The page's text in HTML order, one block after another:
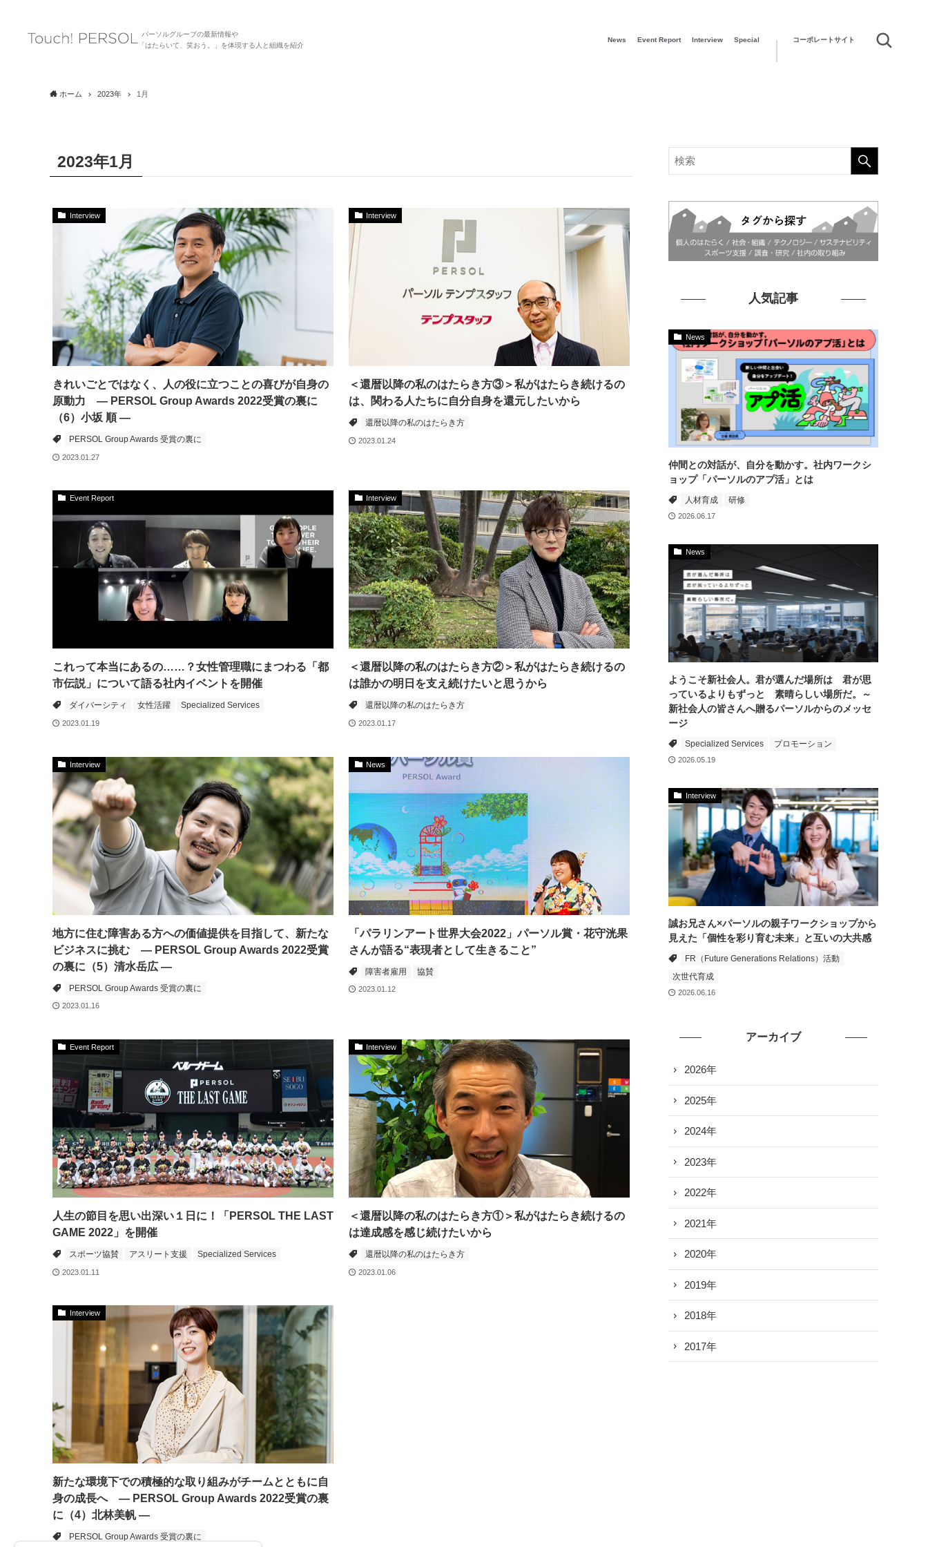
パーソルグループの最新情報や
「はたらいて、笑おう。」を体現する人と組織を紹介
News Event Report Interview Special コーポレートサイト
ホーム 2023年 1月
2023年1月
Interview
きれいごとではなく、人の役に立つことの喜びが自身の
原動力 ― PERSOL Group Awards 2022受賞の裏に
（6）小坂 順 ―
PERSOL Group Awards 受賞の裏に
2023.01.27
Interview
＜還暦以降の私のはたらき方③＞私がはたらき続けるの
は、関わる人たちに自分自身を還元したいから
還暦以降の私のはたらき方
2023.01.24
Event Report
これって本当にあるの……？女性管理職にまつわる「都
市伝説」について語る社内イベントを開催
ダイバーシティ 女性活躍 Specialized Services
2023.01.19
Interview
＜還暦以降の私のはたらき方②＞私がはたらき続けるの
は誰かの明日を支え続けたいと思うから
還暦以降の私のはたらき方
2023.01.17
Interview
地方に住む障害ある方への価値提供を目指して、新たな
ビジネスに挑む ― PERSOL Group Awards 2022受賞
の裏に（5）清水岳広 ―
PERSOL Group Awards 受賞の裏に
2023.01.16
News
「パラリンアート世界大会2022」パーソル賞・花守洸果
さんが語る“表現者として生きること”
障害者雇用 協賛
2023.01.12
Event Report
人生の節目を思い出深い１日に！「PERSOL THE LAST
GAME 2022」を開催
スポーツ協賛 アスリート支援 Specialized Services
2023.01.11
Interview
＜還暦以降の私のはたらき方①＞私がはたらき続けるの
は達成感を感じ続けたいから
還暦以降の私のはたらき方
2023.01.06
Interview
新たな環境下での積極的な取り組みがチームとともに自
身の成長へ ― PERSOL Group Awards 2022受賞の裏
に（4）北林美帆 ―
PERSOL Group Awards 受賞の裏に
人気記事
News
仲間との対話が、自分を動かす。社内ワークシ
ョップ「パーソルのアプ活」とは
人材育成 研修
2026.06.17
News
ようこそ新社会人。君が選んだ場所は 君が思
っているよりもずっと 素晴らしい場所だ。～
新社会人の皆さんへ贈るパーソルからのメッセ
ージ
Specialized Services プロモーション
2026.05.19
Interview
誠お兄さん×パーソルの親子ワークショップから
見えた「個性を彩り育む未来」と互いの大共感
FR（Future Generations Relations）活動
次世代育成
2026.06.16
アーカイブ
2026年
2025年
2024年
2023年
2022年
2021年
2020年
2019年
2018年
2017年